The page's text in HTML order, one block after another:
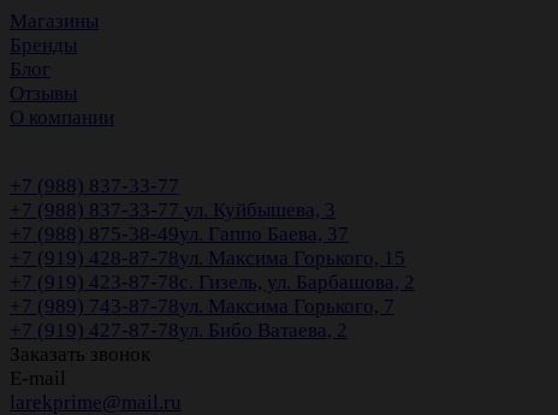
Магазины
Бренды
Блог
Отзывы
О компании
+7 (988) 837-33-77
+7 (988) 837-33-77 ул. Куйбышева, 3
+7 (988) 875-38-49ул. Гаппо Баева, 37
+7 (919) 428-87-78ул. Максима Горького, 15
+7 (919) 423-87-78с. Гизель, ул. Барбашова, 2
+7 (989) 743-87-78ул. Максима Горького, 7
+7 (919) 427-87-78ул. Бибо Ватаева, 2
Заказать звонок
E-mail
larekprime@mail.ru